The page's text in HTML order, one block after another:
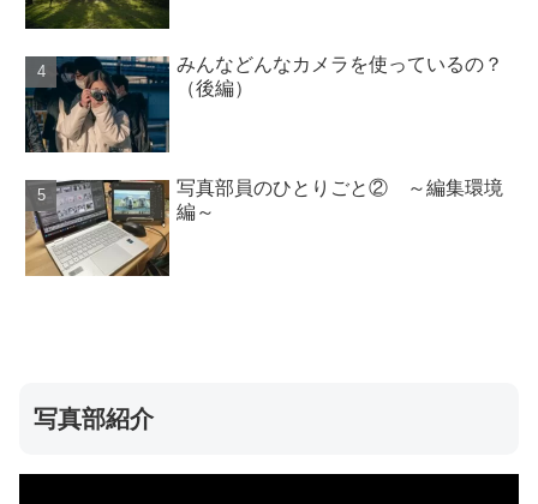
みんなどんなカメラを使っているの？
（後編）
写真部員のひとりごと② ～編集環境
編～
写真部紹介